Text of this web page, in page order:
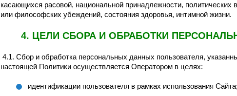
касающихся расовой, национальной принадлежности, политических
или философских убеждений, состояния здоровья, интимной жизни.
4. ЦЕЛИ СБОРА И ОБРАБОТКИ
4.1. Сбор и обработка персональных данных пользователя,
настоящей Политики осуществляется Оператором в целях:
идентификации пользователя в рамках использования Сайта;